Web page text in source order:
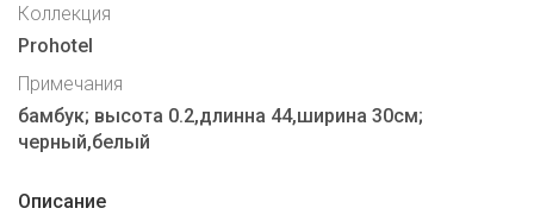
Коллекция
Prohotel
Примечания
бамбук; высота 0.2,длинна 44,ширина 30см;
черный,белый
Описание